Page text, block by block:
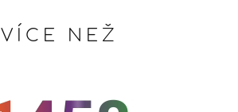
VÍCE NEŽ